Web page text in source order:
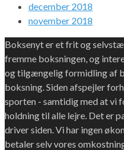
december 2018
november 2018
Boksenyt er et frit og
fremme boksningen, og
og tilgængelig formidling af
boksning. Siden afspejler
sporten - samtidig med at vi
holdning til alle lejre. Det er
driver siden. Vi har ingen
betaler selv vores